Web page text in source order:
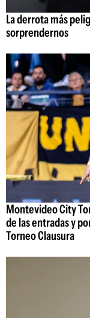
La derrota más
sorprendernos
Montevideo City
de las entradas y
Torneo Clausura